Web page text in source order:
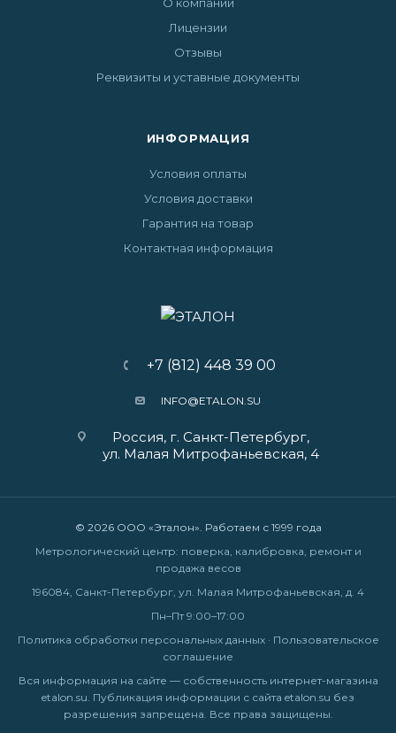
Лицензии
Отзывы
Реквизиты и уставные документы
ИНФОРМАЦИЯ
Условия оплаты
Условия доставки
Гарантия на товар
Контактная информация
+7 (812) 448 39 00
INFO@ETALON.SU
Россия, г. Санкт-Петербург,
ул. Малая Митрофаньевская, 4
© 2026 ООО «Эталон». Работаем с 1999 года
Метрологический центр: поверка, калибровка, ремонт и
продажа весов
196084, Санкт-Петербург, ул. Малая Митрофаньевская, д. 4
Пн–Пт 9:00–17:00
Политика обработки персональных данных· Пользовательское
соглашение
Вся информация на сайте — собственность интернет-магазина
etalon.su. Публикация информации с сайта etalon.su без
разрешения запрещена. Все права защищены.